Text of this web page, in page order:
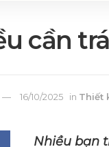
cần
16/10/2025 in Thiết
Nhiều bạn